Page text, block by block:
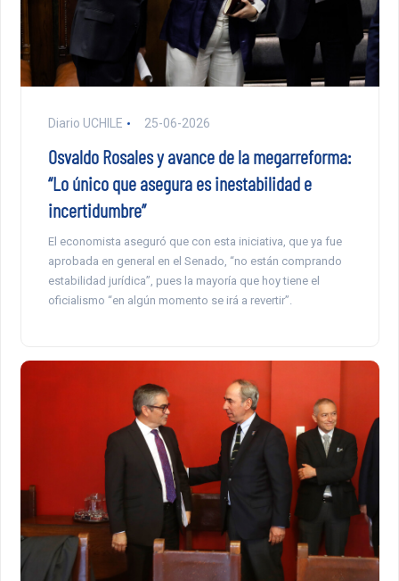
Diario UCHILE 25-06-2026
Osvaldo Rosales y avance de la megarreforma:
“Lo único que asegura es inestabilidad e
incertidumbre”
El economista aseguró que con esta iniciativa, que ya fue
aprobada en general en el Senado, “no están comprando
estabilidad jurídica”, pues la mayoría que hoy tiene el
oficialismo “en algún momento se irá a revertir”.